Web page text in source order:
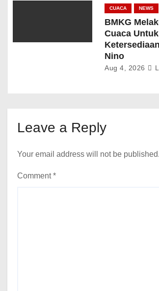
CUACA NEWS
BMKG
Cuaca
Nino
Aug 4, 2026
Leave a Reply
Your email address will not be published.
Comment*